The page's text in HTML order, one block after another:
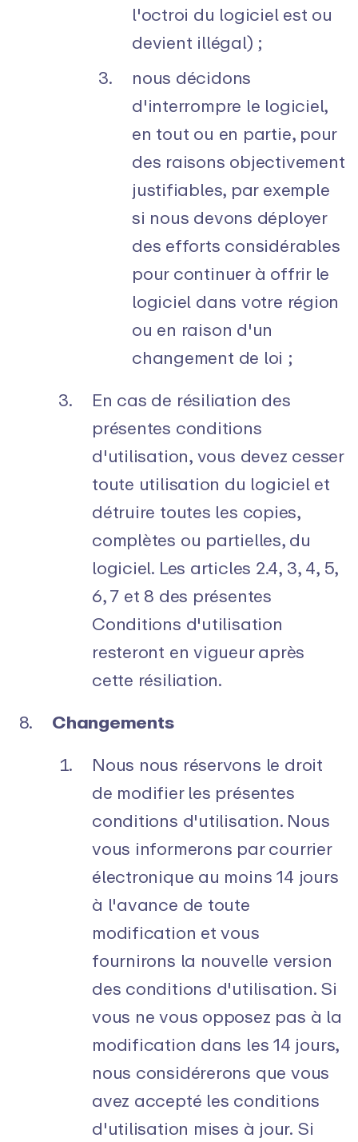
l'octroi du logiciel est ou
devient illégal) ;
nous décidons
d'interrompre le logiciel,
en tout ou en partie, pour
des raisons objectivement
justifiables, par exemple
si nous devons déployer
des efforts considérables
pour continuer à offrir le
logiciel dans votre région
ou en raison d'un
changement de loi ;
En cas de résiliation des
présentes conditions
d'utilisation, vous devez cesser
toute utilisation du logiciel et
détruire toutes les copies,
complètes ou partielles, du
logiciel. Les articles 2.4, 3, 4, 5,
6, 7 et 8 des présentes
Conditions d'utilisation
resteront en vigueur après
cette résiliation.
Changements
Nous nous réservons le droit
de modifier les présentes
conditions d'utilisation. Nous
vous informerons par courrier
électronique au moins 14 jours
à l'avance de toute
modification et vous
fournirons la nouvelle version
des conditions d'utilisation. Si
vous ne vous opposez pas à la
modification dans les 14 jours,
nous considérerons que vous
avez accepté les conditions
d'utilisation mises à jour. Si